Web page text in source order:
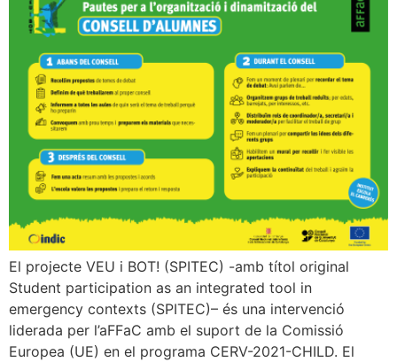
El projecte VEU i BOT! (SPITEC) -amb títol original
Student participation as an integrated tool in
emergency contexts (SPITEC)– és una intervenció
liderada per l’aFFaC amb el suport de la Comissió
Europea (UE) en el programa CERV-2021-CHILD. El